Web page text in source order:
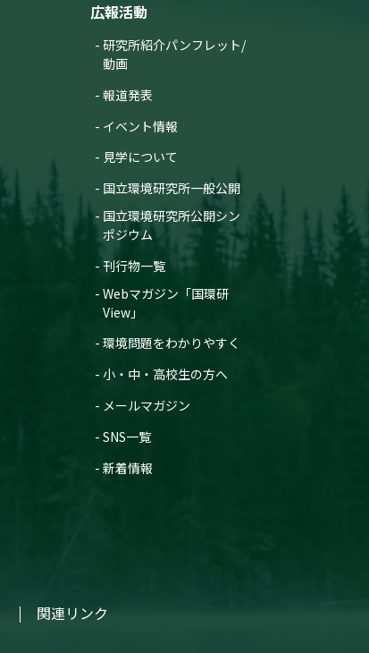
広報活動
研究所紹介パンフレット/
動画
報道発表
イベント情報
見学について
国立環境研究所一般公開
国立環境研究所公開シン
ポジウム
刊行物一覧
Webマガジン「国環研
View」
環境問題をわかりやすく
小・中・高校生の方へ
メールマガジン
SNS一覧
新着情報
関連リンク